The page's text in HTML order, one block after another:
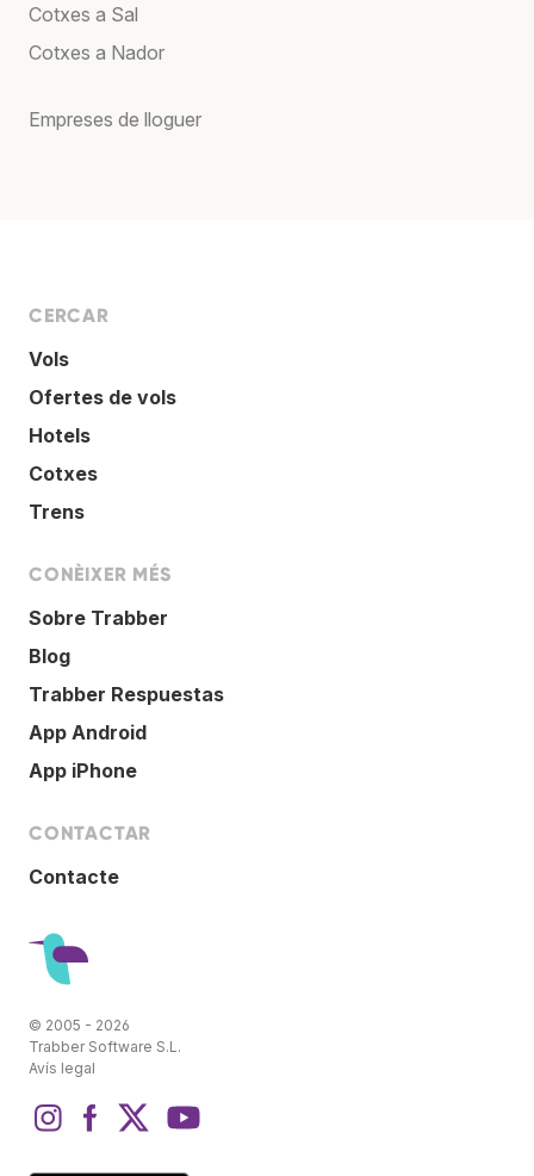
Cotxes a Sal
Cotxes a Nador
Empreses de lloguer
CERCAR
Vols
Ofertes de vols
Hotels
Cotxes
Trens
CONÈIXER MÉS
Sobre Trabber
Blog
Trabber Respuestas
App Android
App iPhone
CONTACTAR
Contacte
© 2005 - 2026
Trabber Software S.L.
Avís legal